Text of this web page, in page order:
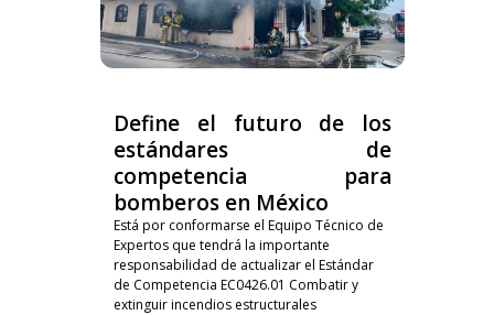
Define el futuro de los
estándares de
competencia para
bomberos en México
Está por conformarse el Equipo Técnico de
Expertos que tendrá la importante
responsabilidad de actualizar el Estándar
de Competencia EC0426.01 Combatir y
extinguir incendios estructurales